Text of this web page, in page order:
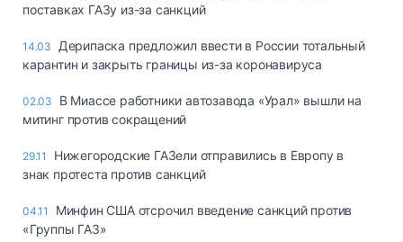
поставках ГАЗу из-за санкций
14.03
Дерипаска предложил ввести в России тотальный
карантин и закрыть границы из-за коронавируса
02.03
В Миассе работники автозавода «Урал» вышли на
митинг против сокращений
29.11
Нижегородские ГАЗели отправились в Европу в
знак протеста против санкций
04.11
Минфин США отсрочил введение санкций против
«Группы ГАЗ»